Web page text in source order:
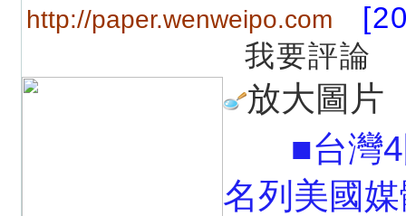
http://paper.wenweipo.com
我要評論
放大圖片
■台灣4
名列美國